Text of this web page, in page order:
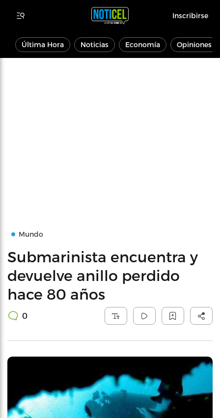
Inscribirse
Última Hora Noticias Economía Opiniones
Mundo
Submarinista encuentra y
devuelve anillo perdido
hace 80 años
0